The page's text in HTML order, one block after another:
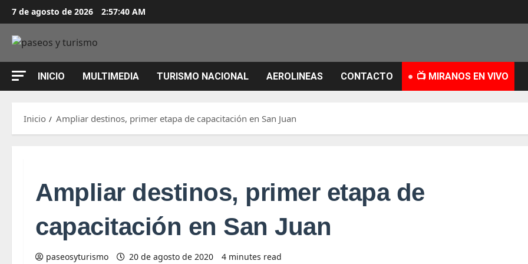
Saltar
al
contenido
7 de agosto de 2026 2:57:40 AM
INICIO MULTIMEDIA TURISMO NACIONAL AEROLINEAS CONTACTO 📺 MIRANOS EN VIVO
Inicio Ampliar destinos, primer etapa de capacitación en San Juan
Ampliar destinos, primer etapa de
capacitación en San Juan
paseosyturismo 20 de agosto de 2020 4 minutes read